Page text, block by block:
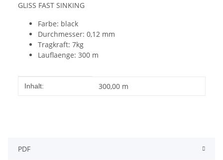
GLISS FAST SINKING
Farbe: black
Durchmesser: 0,12 mm
Tragkraft: 7kg
Lauflaenge: 300 m
Produkteigenschaft
Wert
Inhalt: 300,00 m
PDF